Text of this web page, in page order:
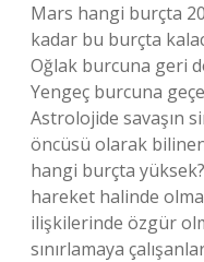
Mars hangi burçta
kadar bu burçta
Oğlak burcuna geri
Yengeç burcuna
Astrolojide savaşın
öncüsü olarak
hangi burçta
hareket halinde
ilişkilerinde özgür
sınırlamaya